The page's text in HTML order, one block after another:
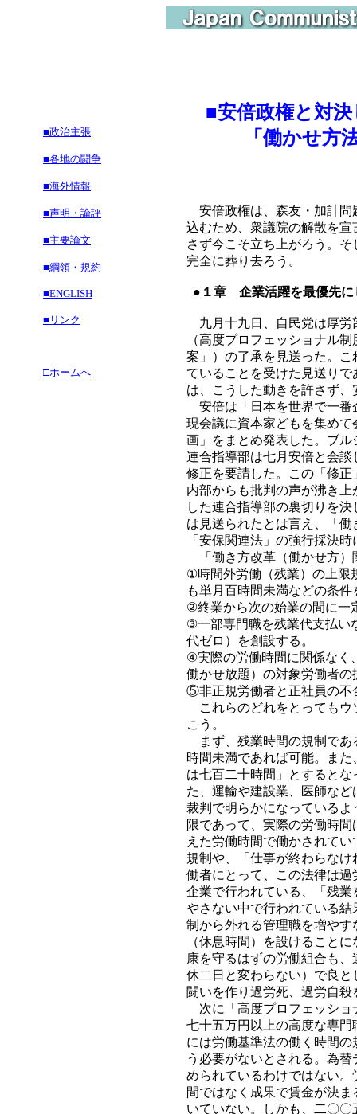
■政治主張
■各地の闘争
■海外情報
■声明・論評
■主要論文
■綱領・規約
■ENGLISH
■リンク
□ホームへ
■安倍政権と対決
「働かせ方法
安倍政権は、森友・加計問
込むため、衆議院の解散を
さず今こそ立ち上がろう。
完全に葬り去ろう。
●１章 企業活躍を最優先に
九月十九日、自民党は厚労
（高度プロフェッショナル
案」）の了承を見送った。
ていることを受けた見送り
は、こうした動きを許さず
安倍は「日本を世界で一番
現会議に資本家どもを集め
画」をまとめ発表した。ブ
連合指導部は七月安倍と会
修正を要請した。この「修
内部からも批判の声が沸き
した連合指導部の裏切りを
は見送られたとは言え、「
「安保関連法」の強行採決
「働き方改革（働かせ方）
①時間外労働（残業）の上限
も単月百時間未満などの条
②終業から次の始業の間に一
③一部専門職を残業代支払い
代ゼロ）を創設する。
④実際の労働時間に関係なく
働かせ放題）の対象労働者の
⑤非正規労働者と正社員の不
これらのどれをとってもウ
こう。
まず、残業時間の規制であ
時間未満であれば可能。ま
は七百二十時間」とすると
た、運輸や建設業、医師な
裁判で明らかになっている
限であって、実際の労働時
えた労働時間で働かされて
規制や、「仕事が終わらな
働者にとって、この法律は
企業で行われている、「残
やさない中で行われている
制から外れる管理職を増や
（休息時間）を設けること
康を守るはずの労働組合も
休二日と変わらない）で良
闘いを作り過労死、過労自
次に「高度プロフェッショ
七十五万円以上の高度な専
には労働基準法の働く時間
う必要がないとされる。為
められているわけではない
間ではなく成果で賃金が決
いていない。しかも、二〇